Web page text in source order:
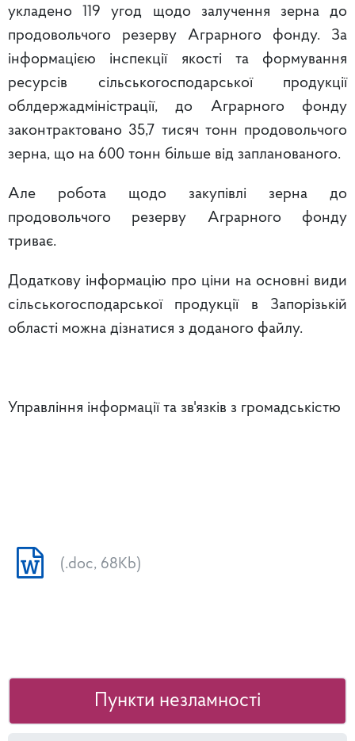
укладено 119 угод щодо залучення зерна до
продовольчого резерву Аграрного фонду. За
інформацією інспекції якості та формування
ресурсів сільськогосподарської продукції
облдержадміністрації, до Аграрного фонду
законтрактовано 35,7 тисяч тонн продовольчого
зерна, що на 600 тонн більше від запланованого.
Але робота щодо закупівлі зерна до
продовольчого резерву Аграрного фонду
триває.
Додаткову інформацію про ціни на основні види
сільськогосподарської продукції в Запорізькій
області можна дізнатися з доданого файлу.
Управління інформації та зв'язків з громадськістю
(.doc, 68Kb)
Пункти незламності